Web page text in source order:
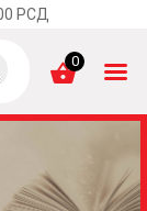
РСД
0